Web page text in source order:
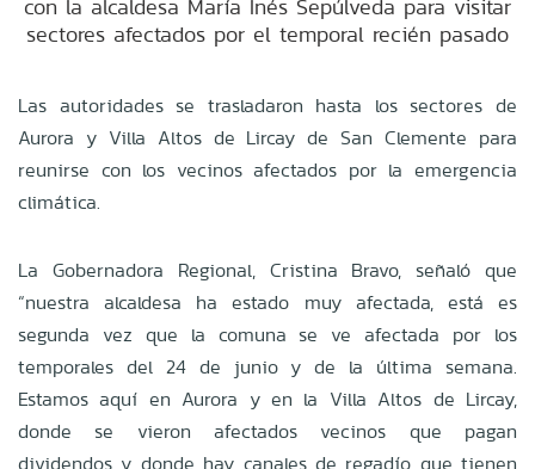
con la alcaldesa María Inés Sepúlveda para visitar
sectores afectados por el temporal recién pasado
Las autoridades se trasladaron hasta los sectores de
Aurora y Villa Altos de Lircay de San Clemente para
reunirse con los vecinos afectados por la emergencia
climática.
La Gobernadora Regional, Cristina Bravo, señaló que
“nuestra alcaldesa ha estado muy afectada, está es
segunda vez que la comuna se ve afectada por los
temporales del 24 de junio y de la última semana.
Estamos aquí en Aurora y en la Villa Altos de Lircay,
donde se vieron afectados vecinos que pagan
dividendos y donde hay canales de regadío que tienen